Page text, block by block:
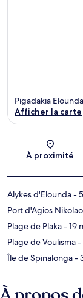
Pigadakia
Afficher la carte
À proximité
Alykes d'Elounda-
Port d'Agios
Plage de Plaka- 19
Plage de Voulisma-
Île de Spinalonga-